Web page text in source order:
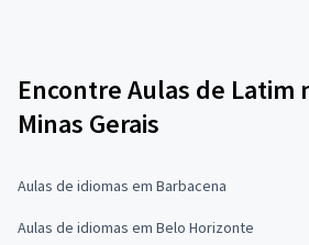
Encontre Aulas de Latim
Minas Gerais
Aulas de idiomas em Barbacena
Aulas de idiomas em Belo Horizonte